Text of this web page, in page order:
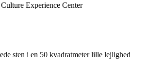
Experience Center
sten i en 50 kvadratmeter lille lejlighed